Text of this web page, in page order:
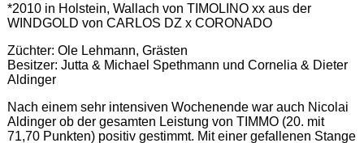
*2010 in Holstein, Wallach von TIMOLINO xx aus der
WINDGOLD von CARLOS DZ x CORONADO
Züchter: Ole Lehmann, Grästen
Besitzer: Jutta & Michael Spethmann und Cornelia & Dieter
Aldinger
Nach einem sehr intensiven Wochenende war auch Nicolai
Aldinger ob der gesamten Leistung von TIMMO (20. mit
71,70 Punkten) positiv gestimmt. Mit einer gefallenen Stange